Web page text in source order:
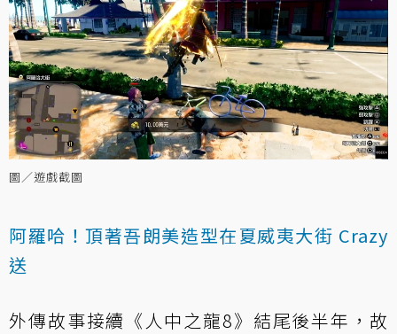
圖／遊戲截圖
阿羅哈！頂著吾朗美造型在夏威夷大街 Crazy
送
外傳故事接續《人中之龍8》結尾後半年，故